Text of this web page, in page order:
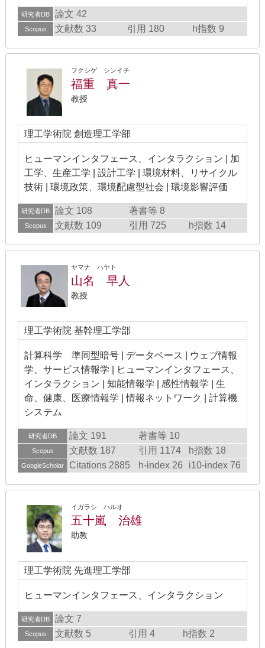
研究者DB 論文 42
Scopus 文献数 33 引用 180 h指数 9
フクシゲ シンイチ
福重 真一
教授
理工学術院 創造理工学部
ヒューマンインタフェース、インタラクション | 加
工学、生産工学 | 設計工学 | 環境材料、リサイクル
技術 | 環境政策、環境配慮型社会 | 環境影響評価
研究者DB 論文 108 著書等 8
Scopus 文献数 109 引用 725 h指数 14
ヤマナ ハヤト
山名 早人
教授
理工学術院 基幹理工学部
計算科学 準同型暗号 | データベース | ウェブ情報
学、サービス情報学 | ヒューマンインタフェース、
インタラクション | 知能情報学 | 感性情報学 | 生
命、健康、医療情報学 | 情報ネットワーク | 計算機
システム
研究者DB 論文 191 著書等 10
Scopus 文献数 187 引用 1174 h指数 18
GoogleScholar Citations 2885 h-index 26 i10-index 76
イガラシ ハルオ
五十嵐 治雄
助教
理工学術院 先進理工学部
ヒューマンインタフェース、インタラクション
研究者DB 論文 7
Scopus 文献数 5 引用 4 h指数 2